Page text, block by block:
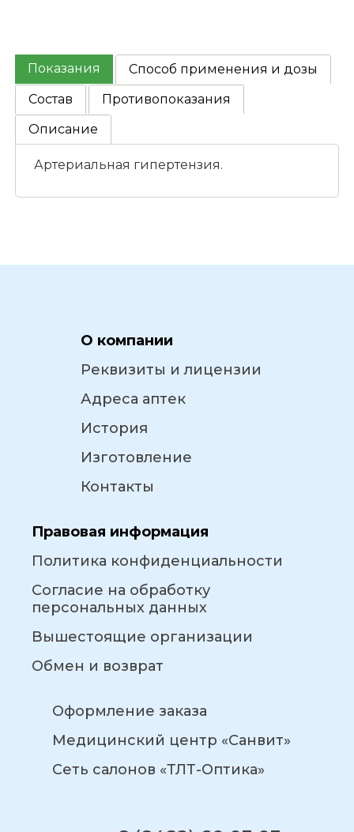
Показания
Способ применения и дозы
Состав
Противопоказания
Описание
Артериальная гипертензия.
О компании
Реквизиты и лицензии
Адреса аптек
История
Изготовление
Контакты
Правовая информация
Политика конфиденциальности
Согласие на обработку
персональных данных
Вышестоящие организации
Обмен и возврат
Оформление заказа
Медицинский центр «Санвит»
Сеть салонов «ТЛТ-Оптика»